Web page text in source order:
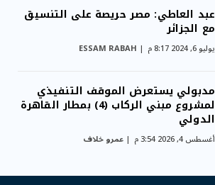
عبد العاطي: مصر حريصة على التنسيق
مع الجزائر
يوليو 6, 2024 8:17 م ESSAM RABAH
مدبولي يستعرض الموقف التنفيذي
لمشروع مبني الركاب (4) بمطار القاهرة
الدولي
أغسطس 4, 2026 3:54 م عمرو خلاف